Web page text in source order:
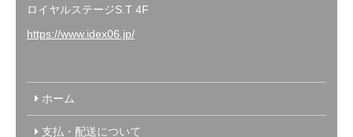
ロイヤルステージS.T 4F
https://www.idex06.jp/
ホーム
支払・配送について